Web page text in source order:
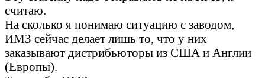
считаю.
На сколько я понимаю ситуацию с заводом,
ИМЗ сейчас делает лишь то, что у них
заказывают дистрибьюторы из США и Англии
(Европы).